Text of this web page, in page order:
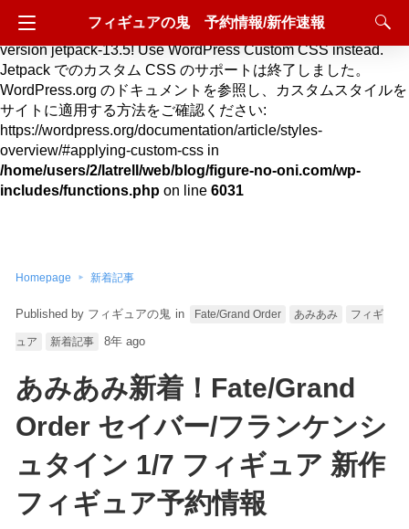
Deprecated
: Hook custom_css_loaded is deprecated since
version jetpack-13.5! Use WordPress Custom CSS instead.
Jetpack でのカスタム CSS のサポートは終了しました。
WordPress.org のドキュメントを参照し、カスタムスタイルを
サイトに適用する方法をご確認ください:
https://wordpress.org/documentation/article/styles-
overview/#applying-custom-css in
/home/users/2/latrell/web/blog/figure-no-oni.com/wp-
includes/functions.php on line 6031
フィギュアの鬼 予約情報/新作速報
Homepage 新着記事
フィギュアの鬼 in Fate/Grand Order あみあみ フィギ
ュア 新着記事 8年 ago
あみあみ新着！Fate/Grand
Order セイバー/フランケンシ
ュタイン 1/7 フィギュア 新作
フィギュア予約情報